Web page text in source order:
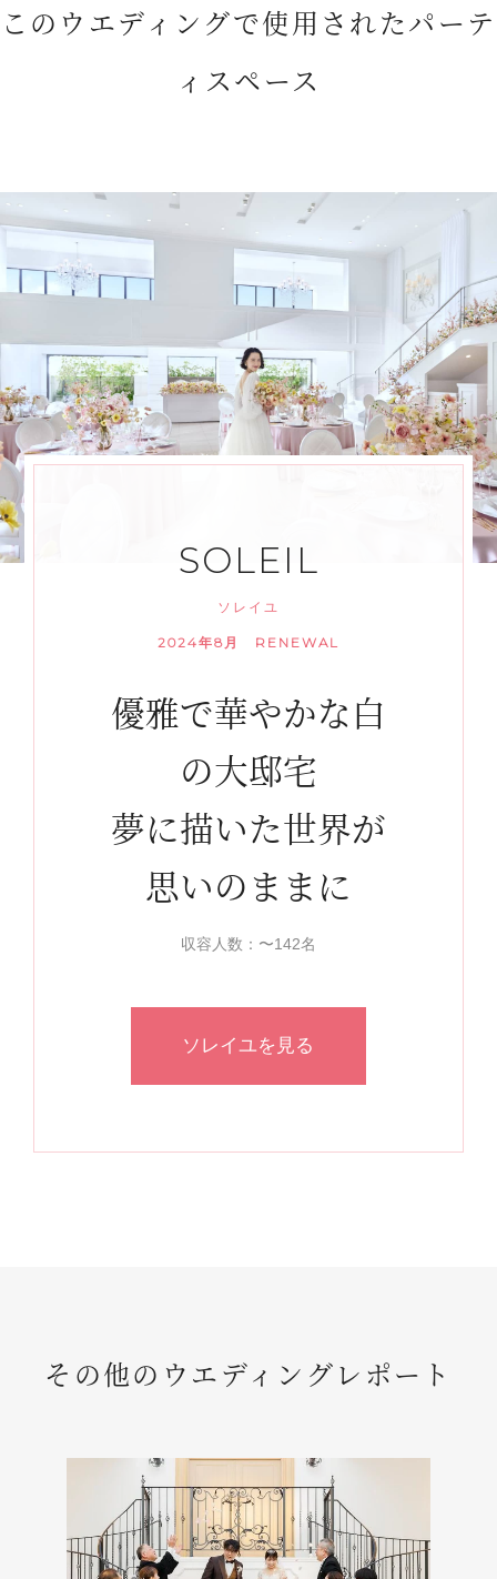
このウエディングで使用されたパーテ
ィスペース
SOLEIL
ソレイユ
2024年8月 RENEWAL
優雅で華やかな白
の大邸宅
夢に描いた世界が
思いのままに
収容人数：〜142名
ソレイユを見る
その他のウエディングレポート